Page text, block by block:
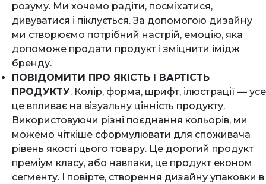
розуму. Ми хочемо радіти, посміхатися,
дивуватися і піклується. За допомогою дизайну
ми створюємо потрібний настрій, емоцію, яка
допоможе продати продукт і зміцнити імідж
бренду.
ПОВІДОМИТИ ПРО ЯКІСТЬ І ВАРТІСТЬ
ПРОДУКТУ. Колір, форма, шрифт, ілюстрації — усе
це впливає на візуальну цінність продукту.
Використовуючи різні поєднання кольорів, ми
можемо чіткіше сформулювати для споживача
рівень якості цього товару. Це дорогий продукт
преміум класу, або навпаки, це продукт економ
сегменту. І повірте, створення дизайну упаковки в